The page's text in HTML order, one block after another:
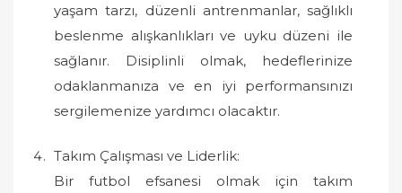
yaşam tarzı, düzenli antrenmanlar, sağlıklı
beslenme alışkanlıkları ve uyku düzeni ile
sağlanır. Disiplinli olmak, hedeflerinize
odaklanmanıza ve en iyi performansınızı
sergilemenize yardımcı olacaktır.
Takım Çalışması ve Liderlik:
Bir futbol efsanesi olmak için takım